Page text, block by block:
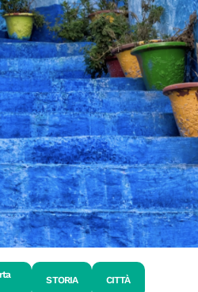
STORIA CITTÀ